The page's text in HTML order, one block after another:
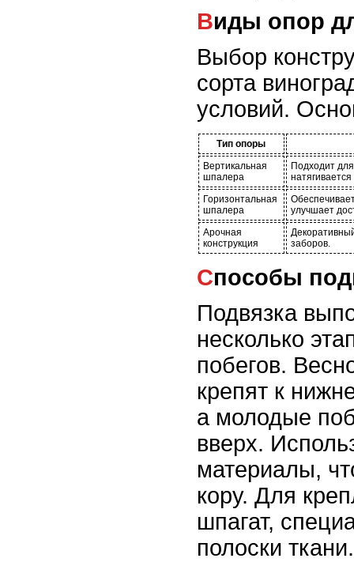
Виды опор
Выбор
сорта
условий.
Тип опоры
Вертикальная
шпалера
Подходит
Горизонтальная
шпалера
улучшает
Арочная
конструкция
заборов.
Способы
Подвязка
несколько
побегов.
крепят к
а молодые
вверх.
материалы,
кору. Для
шпагат,
полоски ткани.